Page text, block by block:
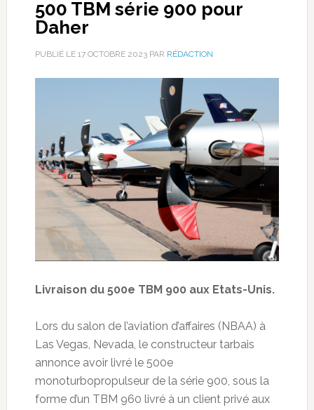
500 TBM série 900 pour
Daher
PUBLIÉ LE 17 OCTOBRE 2023PAR RÉDACTION
Livraison du 500e TBM 900 aux Etats-Unis.
Lors du salon de l’aviation d’affaires (NBAA) à
Las Vegas, Nevada, le constructeur tarbais
annonce avoir livré le 500e
monoturbopropulseur de la série 900, sous la
forme d’un TBM 960 livré à un client privé aux